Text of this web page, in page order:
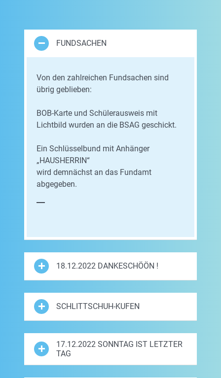
FUNDSACHEN
Von den zahlreichen Fundsachen sind
übrig geblieben:
BOB-Karte und Schülerausweis mit
Lichtbild wurden an die BSAG geschickt.
Ein Schlüsselbund mit Anhänger
„HAUSHERRIN“
wird demnächst an das Fundamt
abgegeben.
18.12.2022 DANKESCHÖÖN !
SCHLITTSCHUH-KUFEN
17.12.2022 SONNTAG IST LETZTER
TAG